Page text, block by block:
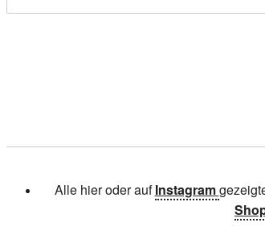
Alle hier oder aufInstagram